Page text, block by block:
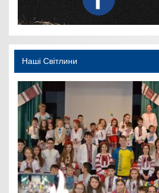
Наші Світлини